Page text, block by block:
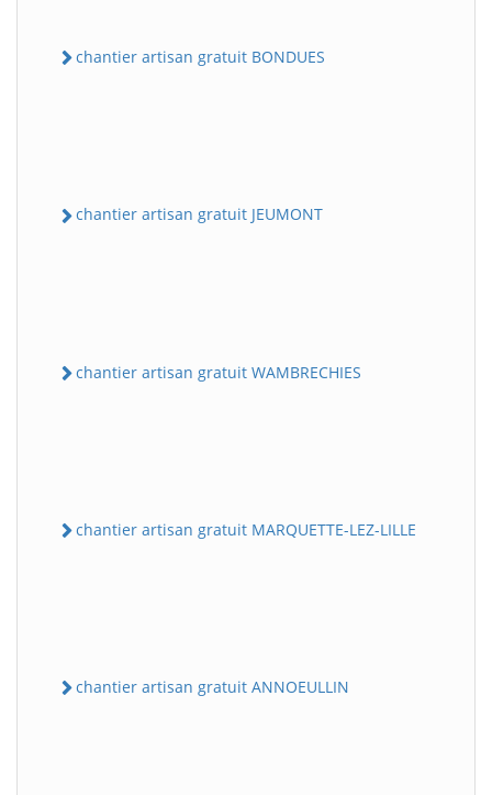
chantier artisan gratuit BONDUES
chantier artisan gratuit JEUMONT
chantier artisan gratuit WAMBRECHIES
chantier artisan gratuit MARQUETTE-LEZ-LILLE
chantier artisan gratuit ANNOEULLIN